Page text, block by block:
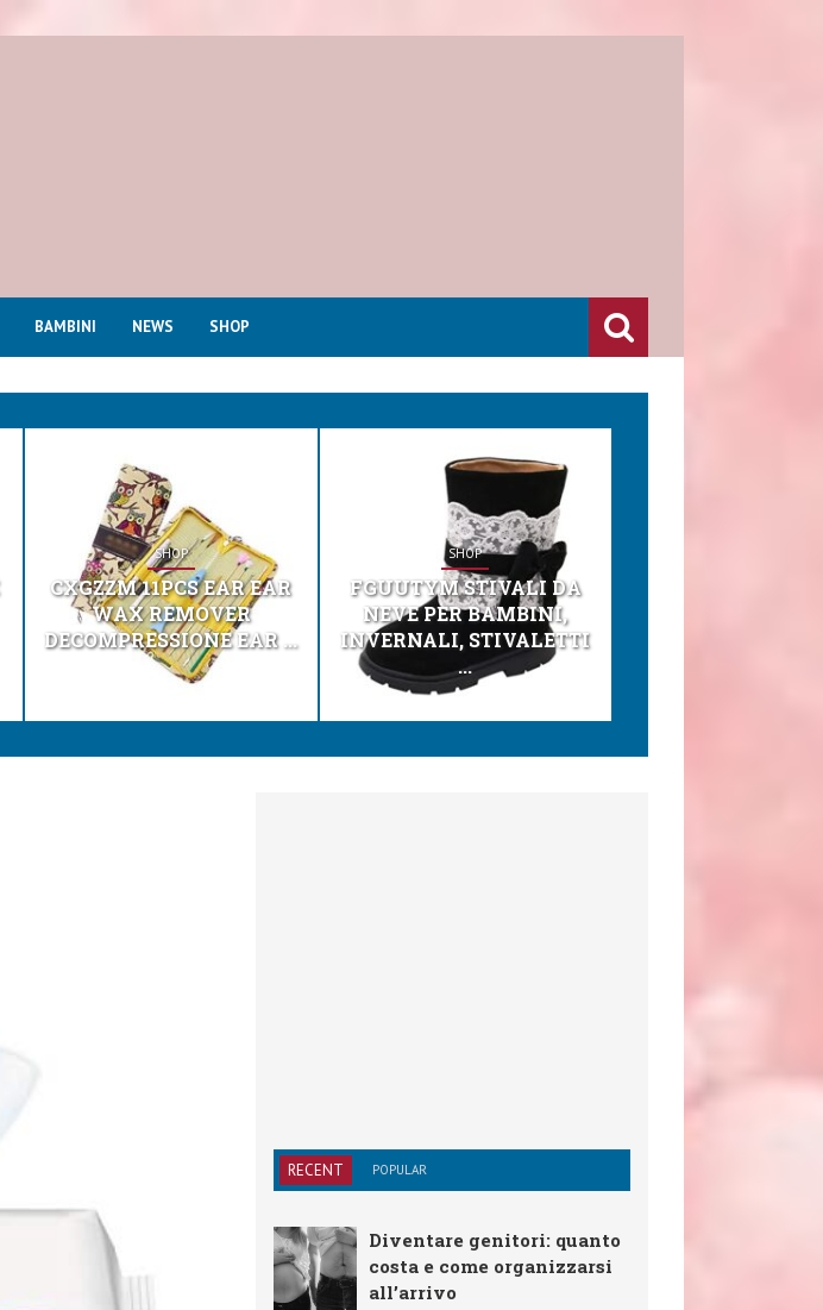
BAMBINI NEWS SHOP
SHOP
CXGZZM 11PCS EAR EAR
WAX REMOVER
DECOMPRESSIONE EAR ...
SHOP
FGUUTYM STIVALI DA
NEVE PER BAMBINI,
INVERNALI, STIVALETTI
...
RECENT POPULAR
Diventare genitori: quanto
costa e come organizzarsi
all’arrivo